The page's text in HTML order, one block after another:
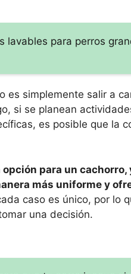
lavables para perros
es simplemente salir a
si se planean
es posible que la
para un
más uniforme y
caso es único, por lo
una decisión.